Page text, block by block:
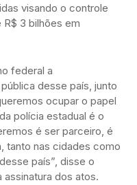
visando o controle
3 bilhões em
federal a
desse país, junto
ocupar o papel
polícia estadual é o
é ser parceiro, é
tanto nas cidades como
país”, disse o
dos atos.